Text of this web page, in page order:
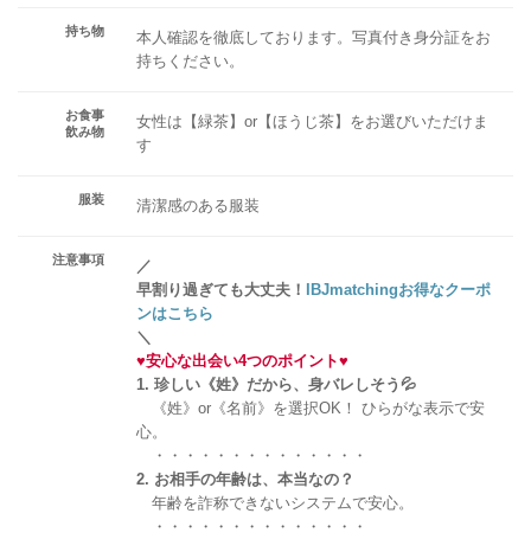
持ち物
本人確認を徹底しております。写真付き身分証をお
持ちください。
お食事
飲み物
女性は【緑茶】or【ほうじ茶】をお選びいただけま
す
服装 清潔感のある服装
注意事項
／
早割り過ぎても大丈夫！
IBJmatchingお得なクーポ
ンはこちら
＼
♥安心な出会い4つのポイント♥
1. 珍しい《姓》だから、身バレしそう💦
《姓》or《名前》を選択OK！ ひらがな表示で安
心。
・・・・・・・・・・・・・・
2. お相手の年齢は、本当なの？
年齢を詐称できないシステムで安心。
・・・・・・・・・・・・・・